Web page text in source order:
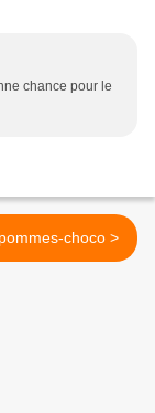
chance pour le
Crostata pommes-choco >